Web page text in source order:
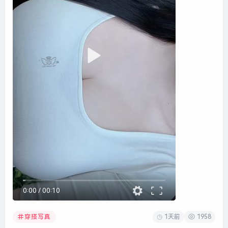
0:00 / 00:10
穿搭写真 1天前 1958